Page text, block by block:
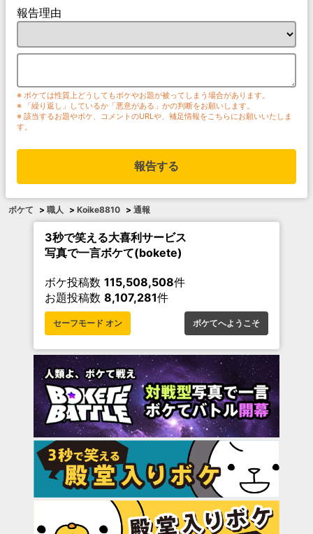
報告理由
※ ボケては性質上どうしてもボケやお題が被ってしまう場合があります。
※ 「繰り返し」しているか「悪意がある」かの判断をお願いします。
※ 該当するお題やボケ、コメントのURLや、補足情報をこちらにお願いいたしま
す。
報告する
ボケて > 職人 > Koike8810 > 通報
3秒で笑える大喜利サービス
写真で一言ボケて(bokete)
ボケ投稿数 115,508,508件
お題投稿数 8,107,281件
セーフモード オン ボケてへようこそ